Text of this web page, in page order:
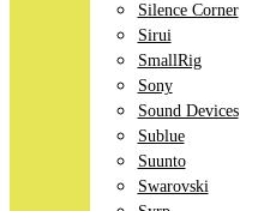
Silence Corner
Sirui
SmallRig
Sony
Sound Devices
Sublue
Suunto
Swarovski